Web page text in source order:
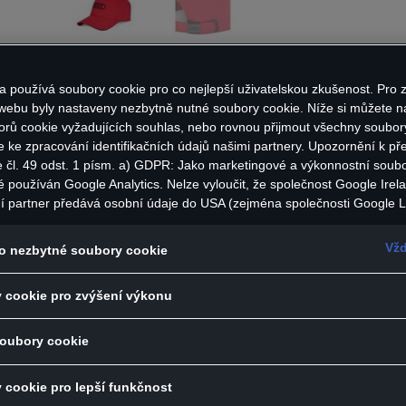
s kontrastním 3D logem Audi na přední
nastavení velikosti v matné černé barvě s logem
velikost (55-59 cm)
% polyester, 35 % bavlna
používá soubory cookie pro co nejlepší uživatelskou zkušenost. Pro
byly nastaveny nezbytně nutné soubory cookie. Níže si můžete
cookie vyžadujících souhlas, nebo rovnou přijmout všechny
ke zpracování identifikačních údajů našimi partnery. Upozornění k
čl. 49 odst. 1 písm. a) GDPR: Jako marketingové a výkonnostní
používán Google Analytics. Nelze vyloučit, že společnost Google
partner předává osobní údaje do USA (zejména společnosti Google
rozhodnutí Evropské komise o odpovídající ochraně. Z toho pro vás
protože v USA nemůžete účinně uplatnit svá práva subjektu údajů,
orgány USA získat přístup k údajům, přičemž zásahy do
a svobod nejsou omezeny na absolutně nezbytný rozsah. Pokud
cookie pro marketingové účely nebo výkonnostních souborů
služeb v USA, vyjadřujete tím zároveň v souladu s čl. 49 odst. 1
s předáváním osobních údajů obsažených v příslušných
k souborům cookie používaným pro Google Analytics najdete v
nezbytné soubory cookie
cookie pro zvýšení výkonu
cookie
cookie pro lepší funkčnost